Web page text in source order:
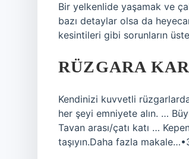
Bir yelkenlide yaşamak ve
bazı detaylar olsa da
kesintileri gibi sorunların
RÜZGARA
Kendinizi kuvvetli
her şeyi emniyete alın. …
Tavan arası/çatı katı …
taşıyın.Daha fazla